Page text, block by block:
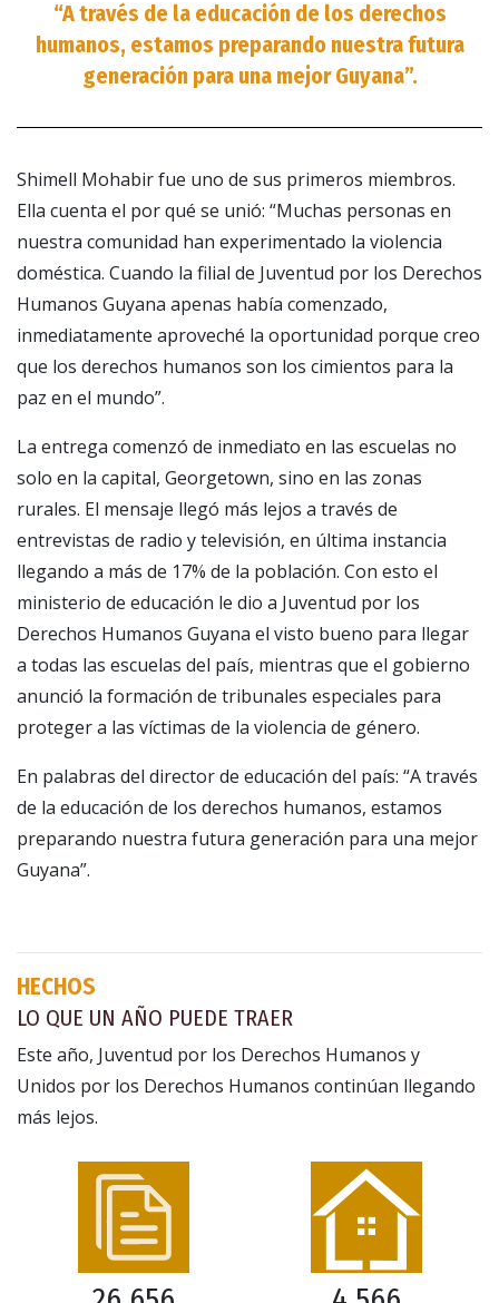
“A través de la educación de los derechos
humanos, estamos preparando nuestra futura
generación para una mejor Guyana”.
Shimell Mohabir fue uno de sus primeros miembros.
Ella cuenta el por qué se unió: “Muchas personas en
nuestra comunidad han experimentado la violencia
doméstica. Cuando la filial de Juventud por los Derechos
Humanos Guyana apenas había comenzado,
inmediatamente aproveché la oportunidad porque creo
que los derechos humanos son los cimientos para la
paz en el mundo”.
La entrega comenzó de inmediato en las escuelas no
solo en la capital, Georgetown, sino en las zonas
rurales. El mensaje llegó más lejos a través de
entrevistas de radio y televisión, en última instancia
llegando a más de 17% de la población. Con esto el
ministerio de educación le dio a Juventud por los
Derechos Humanos Guyana el visto bueno para llegar
a todas las escuelas del país, mientras que el gobierno
anunció la formación de tribunales especiales para
proteger a las víctimas de la violencia de género.
En palabras del director de educación del país: “A través
de la educación de los derechos humanos, estamos
preparando nuestra futura generación para una mejor
Guyana”.
HECHOS
LO QUE UN AÑO PUEDE TRAER
Este año, Juventud por los Derechos Humanos y
Unidos por los Derechos Humanos continúan llegando
más lejos.